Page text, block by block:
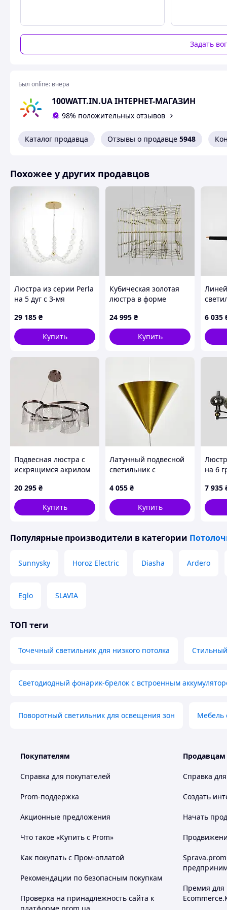
Мощность: 36w
Размеры, мм: 1200*70*27
Температура: 6500К
Похожие товары по характеристикам
Задать
Был online: вчера
100WATT.IN.UA ІНТЕРНЕТ-МАГАЗИН
98% положительных отзывов
Каталог продавца Отзывы о продавце 5948
Похожее у других продавцов
Люстра из серии Perla
на 5 дуг с 3-мя
29 185 ₴
Купить
Кубическая золотая
люстра в форме
75х60х60 см
24 995 ₴
Купить
6 035
Подвесная люстра с
искрящимся акрилом
Ø80 см
20 295 ₴
Купить
Латунный подвесной
светильник с
4 055 ₴
Купить
на 6
Ø78
7 935
Популярные производители в категории
Sunnysky Horoz Electric Diasha Ardero
Eglo SLAVIA
ТОП теги
Точечный светильник для низкого потолка
Светодиодный фонарик-брелок с встроенным
Поворотный светильник для освещения зон Мебель
Покупателям
Справка для покупателей
Prom-поддержка
Акционные предложения
Что такое «Купить с Prom»
Как покупать с Пром-оплатой
Рекомендации по безопасным покупкам
Проверка на принадлежность сайта к
Продавцам
Справка
Создать
Начать
Премия для